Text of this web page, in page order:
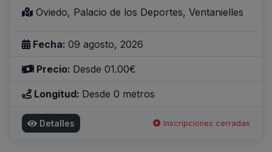
Oviedo, Palacio de los Deportes, Ventanielles
Fecha: 09 agosto, 2026
Precio: Desde 01.00€
Longitud: Desde 0 metros
Detalles Inscripciones cerradas